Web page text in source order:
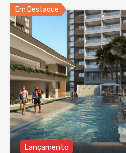
Em Destaque
Lançamento